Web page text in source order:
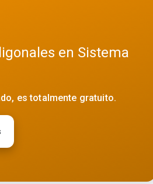
en Sistema
es totalmente gratuito.